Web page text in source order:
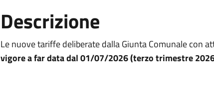
Descrizione
Le nuove tariffe deliberate dalla Giunta Comunale con
vigore a far data dal01/07/2026 (terzo trimestre